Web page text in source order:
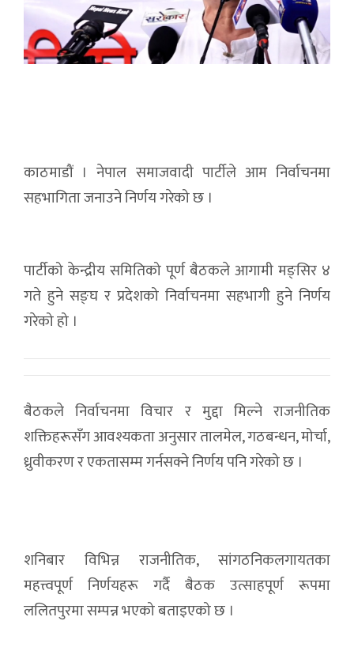
काठमाडौं । नेपाल समाजवादी पार्टीले आम निर्वाचनमा
सहभागिता जनाउने निर्णय गरेको छ ।
पार्टीको केन्द्रीय समितिको पूर्ण बैठकले आगामी मङ्सिर ४
गते हुने सङ्घ र प्रदेशको निर्वाचनमा सहभागी हुने निर्णय
गरेको हो ।
बैठकले निर्वाचनमा विचार र मुद्दा मिल्ने राजनीतिक
शक्तिहरूसँग आवश्यकता अनुसार तालमेल, गठबन्धन, मोर्चा,
ध्रुवीकरण र एकतासम्म गर्नसक्ने निर्णय पनि गरेको छ ।
शनिबार विभिन्न राजनीतिक, सांगठनिकलगायतका
महत्त्वपूर्ण निर्णयहरू गर्दै बैठक उत्साहपूर्ण रूपमा
ललितपुरमा सम्पन्न भएको बताइएको छ ।